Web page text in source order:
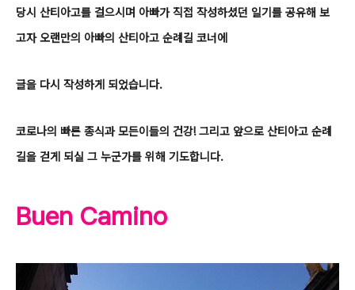
당시 산티아고를 걸으시며 아빠가 직접 작성하셨던 일기를 공유해 보
고자 오랜만의 아빠의 산티아고 순례길 코너에
글을 다시 작성하게 되었습니다.
코로나의 빠른 종식과 모든이들의 건강! 그리고 앞으로 산티아고 순례
길을 걷게 되실 그 누군가를 위해 기도합니다.
Buen Camino